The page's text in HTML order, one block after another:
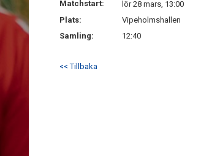
Matchstart:
lör 28 mars, 13:00
Plats:
Vipeholmshallen
Samling:
12:40
<< Tillbaka